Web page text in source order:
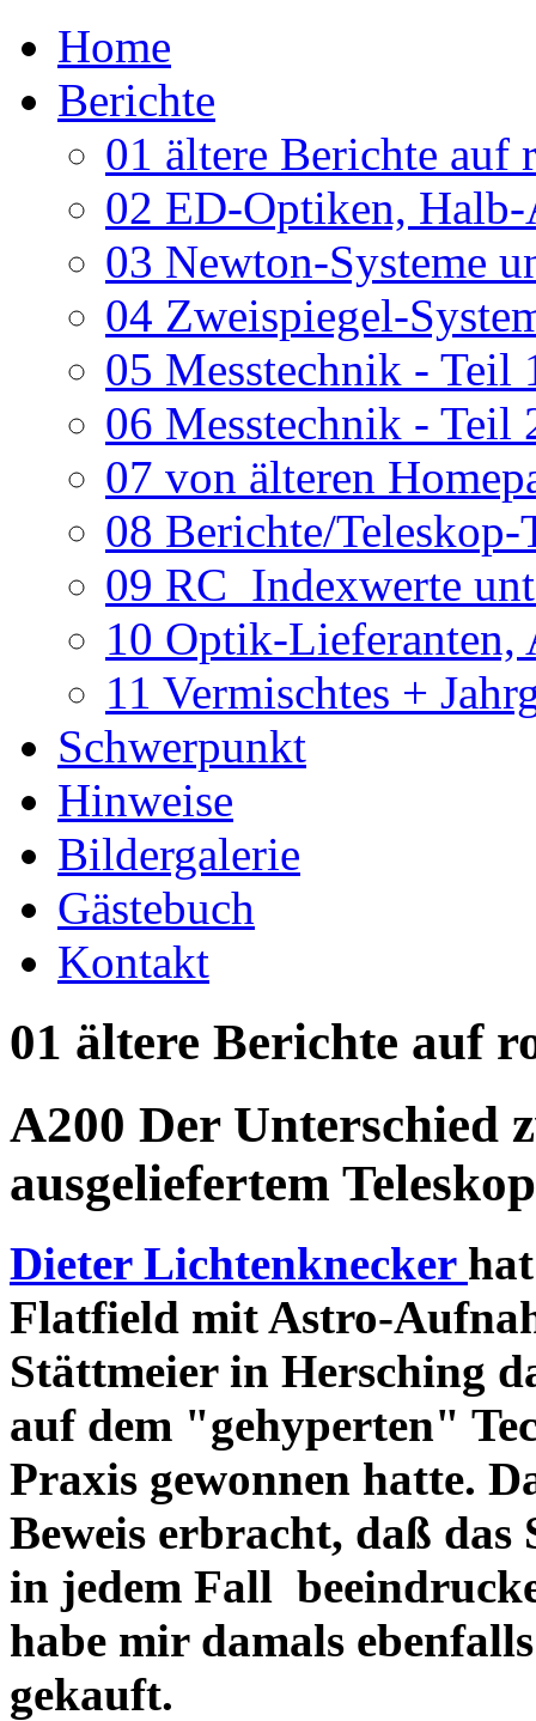
Home
Berichte
01 ältere Berichte auf
02 ED-Optiken, Halb-
03 Newton-Systeme
04 Zweispiegel-
05 Messtechnik - Teil
06 Messtechnik - Teil
07 von älteren
08 Berichte/
09 RC_Indexwerte
10 Optik-Lieferanten,
11 Vermischtes +
Schwerpunkt
Hinweise
Bildergalerie
Gästebuch
Kontakt
01 ältere Berichte auf
A200 Der Unterschied
ausgeliefertem
Dieter Lichtenknecker
Flatfield mit Astro-
Stättmeier in Hersching
auf dem "gehyperten"
Praxis gewonnen hatte.
Beweis erbracht, daß das
in jedem Fall
habe mir damals
gekauft.